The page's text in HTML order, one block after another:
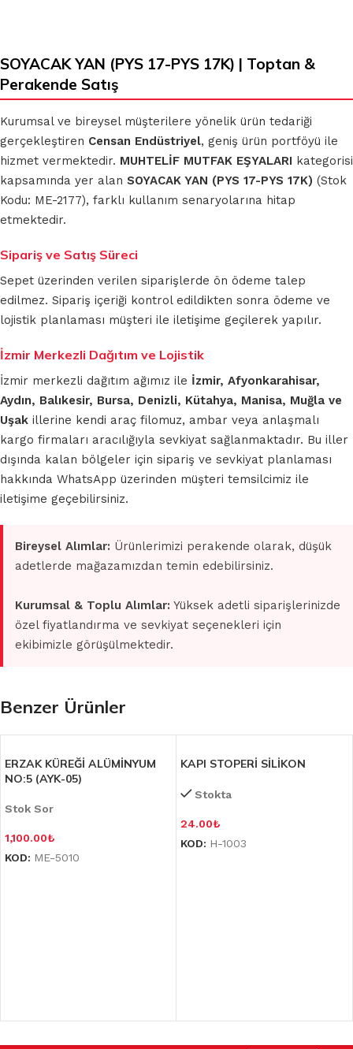
SOYACAK YAN (PYS 17-PYS 17K) | Toptan &
Perakende Satış
Kurumsal ve bireysel müşterilere yönelik ürün tedariği
gerçekleştiren Censan Endüstriyel, geniş ürün portföyü ile
hizmet vermektedir. MUHTELİF MUTFAK EŞYALARI kategorisi
kapsamında yer alan SOYACAK YAN (PYS 17-PYS 17K) (Stok
Kodu: ME-2177), farklı kullanım senaryolarına hitap
etmektedir.
Sipariş ve Satış Süreci
Sepet üzerinden verilen siparişlerde ön ödeme talep
edilmez. Sipariş içeriği kontrol edildikten sonra ödeme ve
lojistik planlaması müşteri ile iletişime geçilerek yapılır.
İzmir Merkezli Dağıtım ve Lojistik
İzmir merkezli dağıtım ağımız ile İzmir, Afyonkarahisar,
Aydın, Balıkesir, Bursa, Denizli, Kütahya, Manisa, Muğla ve
Uşak illerine kendi araç filomuz, ambar veya anlaşmalı
kargo firmaları aracılığıyla sevkiyat sağlanmaktadır. Bu iller
dışında kalan bölgeler için sipariş ve sevkiyat planlaması
hakkında WhatsApp üzerinden müşteri temsilcimiz ile
iletişime geçebilirsiniz.
Bireysel Alımlar: Ürünlerimizi perakende olarak, düşük
adetlerde mağazamızdan temin edebilirsiniz.
Kurumsal & Toplu Alımlar: Yüksek adetli siparişlerinizde
özel fiyatlandırma ve sevkiyat seçenekleri için
ekibimizle görüşülmektedir.
Benzer Ürünler
ERZAK KÜREĞİ ALÜMİNYUM
NO:5 (AYK-05)
Stok Sor
1,100.00₺
KOD: ME-5010
KAPI STOPERİ SİLİKON
Stokta
24.00₺
KOD: H-1003